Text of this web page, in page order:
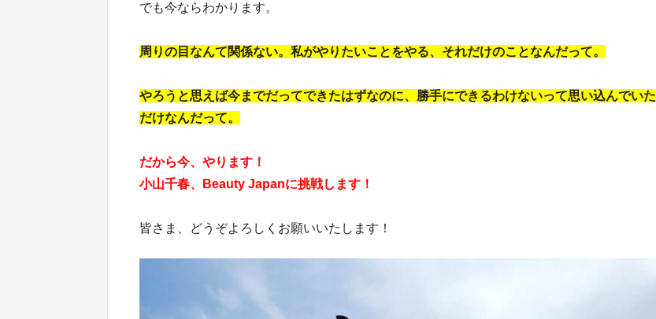
でも今ならわかります。
周りの目なんて関係ない。私がやりたいことをやる、それだけのことなんだって。
やろうと思えば今までだってできたはずなのに、勝手にできるわけないって思い込んでいた
だけなんだって。
だから今、やります！
小山千春、Beauty Japanに挑戦します！
皆さま、どうぞよろしくお願いいたします！